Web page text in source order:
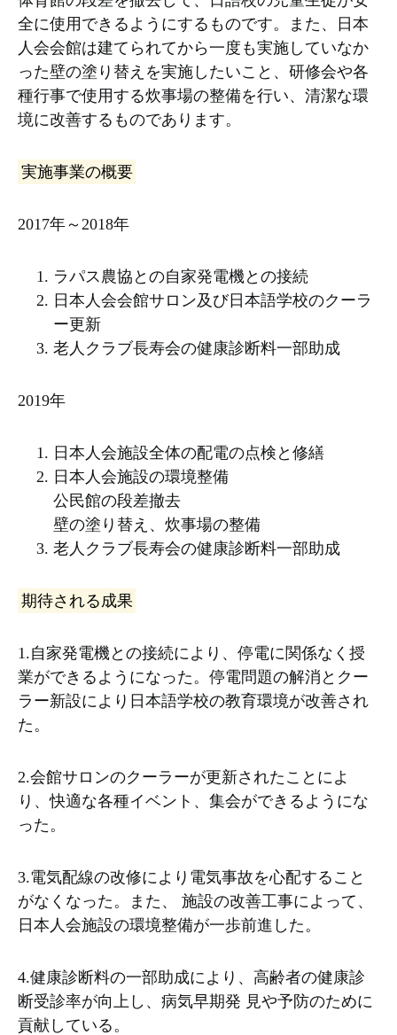
全に使用できるようにするものです。また、日本
人会会館は建てられてから一度も実施していなか
った壁の塗り替えを実施したいこと、研修会や各
種行事で使用する炊事場の整備を行い、清潔な環
境に改善するものであります。
実施事業の概要
2017年～2018年
ラパス農協との自家発電機との接続
日本人会会館サロン及び日本語学校のクーラ
ー更新
老人クラブ長寿会の健康診断料一部助成
2019年
日本人会施設全体の配電の点検と修繕
日本人会施設の環境整備
公民館の段差撤去
壁の塗り替え、炊事場の整備
老人クラブ長寿会の健康診断料一部助成
期待される成果
1.自家発電機との接続により、停電に関係なく授
業ができるようになった。停電問題の解消とクー
ラー新設により日本語学校の教育環境が改善され
た。
2.会館サロンのクーラーが更新されたことによ
り、快適な各種イベント、集会ができるようにな
った。
3.電気配線の改修により電気事故を心配すること
がなくなった。また、 施設の改善工事によって、
日本人会施設の環境整備が一歩前進した。
4.健康診断料の一部助成により、高齢者の健康診
断受診率が向上し、病気早期発 見や予防のために
貢献している。